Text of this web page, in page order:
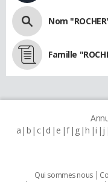
Nom
Famille
a b c d e f g h i j
Qui sommes nous